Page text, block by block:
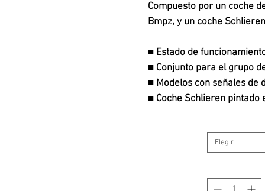
Compuesto por un coche
Bmpz, y un coche
■ Estado de
■ Conjunto para el grupo
■ Modelos con señales de
■ Coche Schlieren pintado
Elegir